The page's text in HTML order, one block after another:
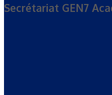
Secrétariat GEN7